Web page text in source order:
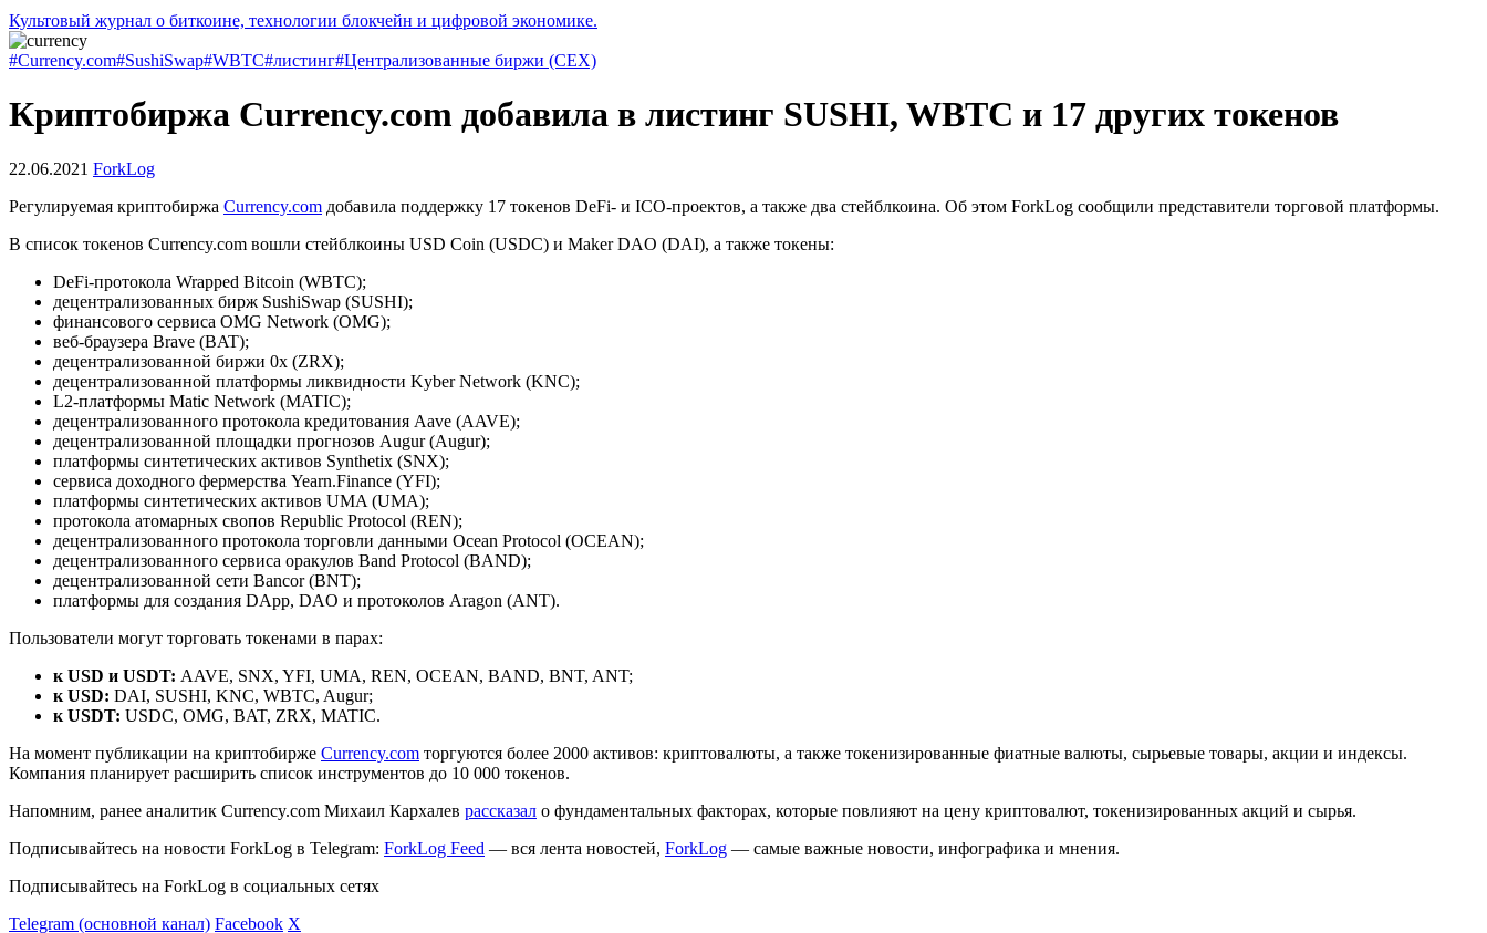
Культовый журнал о биткоине, технологии блокчейн и цифровой экономике.
#Currency.com#SushiSwap#WBTC#листинг#Централизованные биржи (CEX)
Криптобиржа Currency.com добавила в листинг SUSHI, WBTC и 17 других токенов
22.06.2021 ForkLog
Регулируемая криптобиржа Currency.com добавила поддержку 17 токенов DeFi- и ICO-проектов, а также два стейблкоина. Об этом ForkLog сообщили представители торговой платформы.
В список токенов Currency.com вошли стейблкоины USD Coin (USDC) и Maker DAO (DAI), а также токены:
DeFi-протокола Wrapped Bitcoin (WBTC);
децентрализованных бирж SushiSwap (SUSHI);
финансового сервиса OMG Network (OMG);
веб-браузера Brave (BAT);
децентрализованной биржи 0x (ZRX);
децентрализованной платформы ликвидности Kyber Network (KNC);
L2-платформы Matic Network (MATIC);
децентрализованного протокола кредитования Aave (AAVE);
децентрализованной площадки прогнозов Augur (Augur);
платформы синтетических активов Synthetix (SNX);
сервиса доходного фермерства Yearn.Finance (YFI);
платформы синтетических активов UMA (UMA);
протокола атомарных свопов Republic Protocol (REN);
децентрализованного протокола торговли данными Ocean Protocol (OCEAN);
децентрализованного сервиса оракулов Band Protocol (BAND);
децентрализованной сети Bancor (BNT);
платформы для создания DApp, DAO и протоколов Aragon (ANT).
Пользователи могут торговать токенами в парах:
к USD и USDT: AAVE, SNX, YFI, UMA, REN, OCEAN, BAND, BNT, ANT;
к USD: DAI, SUSHI, KNC, WBTC, Augur;
к USDT: USDC, OMG, BAT, ZRX, MATIC.
На момент публикации на криптобирже Currency.com торгуются более 2000 активов: криптовалюты, а также токенизированные фиатные валюты, сырьевые товары, акции и индексы.
Компания планирует расширить список инструментов до 10 000 токенов.
Напомним, ранее аналитик Currency.com Михаил Кархалев рассказал о фундаментальных факторах, которые повлияют на цену криптовалют, токенизированных акций и сырья.
Подписывайтесь на новости ForkLog в Telegram: ForkLog Feed — вся лента новостей, ForkLog — самые важные новости, инфографика и мнения.
Подписывайтесь на ForkLog в социальных сетях
Telegram (основной канал) Facebook X